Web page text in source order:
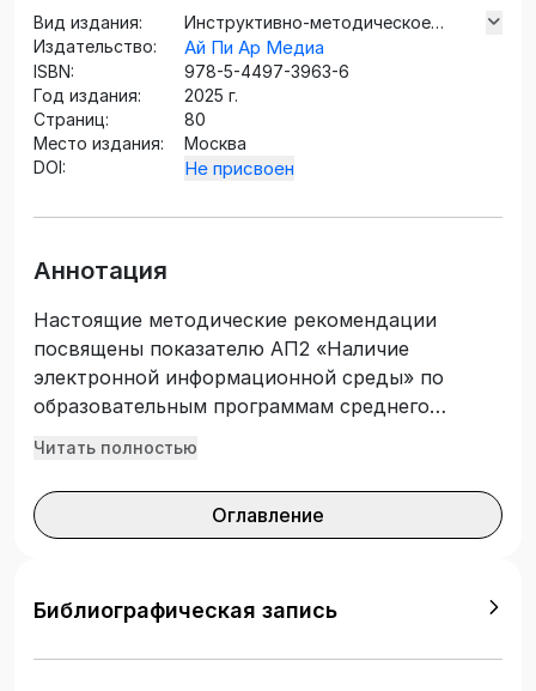
Вид издания:
Инструктивно-методическое
издание
Издательство: Ай Пи Ар Медиа
ISBN:
978-5-4497-3963-6
Год издания:
2025 г.
Страниц:
80
Место издания:
Москва
DOI:
Не присвоен
Аннотация
Настоящие методические рекомендации
посвящены показателю АП2 «Наличие
электронной информационной среды» по
образовательным программам среднего
профессионального образования и
критериев развития ЭИОС. Данные критерии
будут способствовать развитию цифровой
развития и цифровой трансформации
компонента ЭИОС и предлагаемая шкала
Читать полностью
Оглавление
Библиографическая запись